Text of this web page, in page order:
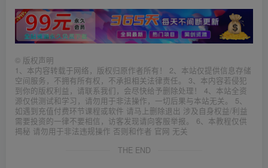
© 版权声明
1、本内容转载于网络，版权归原作者所有！ 2、本站仅提供信息存储
空间服务，不拥有所有权，不承担相关法律责任。 3、本内容若侵犯
到你的版权利益，请联系我们，会尽快给予删除处理！ 4、本站全资
源仅供测试和学习，请勿用于非法操作，一切后果与本站无关。 5、
如遇到充值付费环节课程或软件 请马上删除退出 涉及自身权益/利益
需要投资的一律不要相信，访客发现请向客服举报。 6、本教程仅供
揭秘 请勿用于非法违规操作 否则和作者 官网 无关
THE END